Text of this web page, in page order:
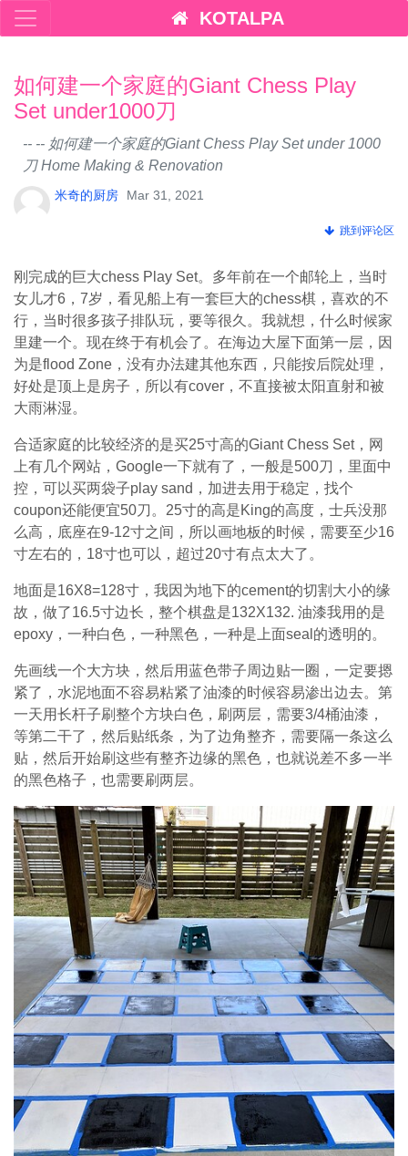
KOTALPA
如何建一个家庭的Giant Chess Play
Set under1000刀
-- -- 如何建一个家庭的Giant Chess Play Set under 1000
刀 Home Making & Renovation
米奇的厨房 Mar 31, 2021
跳到评论区
刚完成的巨大chess Play Set。多年前在一个邮轮上，当时
女儿才6，7岁，看见船上有一套巨大的chess棋，喜欢的不
行，当时很多孩子排队玩，要等很久。我就想，什么时候家
里建一个。现在终于有机会了。在海边大屋下面第一层，因
为是flood Zone，没有办法建其他东西，只能按后院处理，
好处是顶上是房子，所以有cover，不直接被太阳直射和被
大雨淋湿。
合适家庭的比较经济的是买25寸高的Giant Chess Set，网
上有几个网站，Google一下就有了，一般是500刀，里面中
控，可以买两袋子play sand，加进去用于稳定，找个
coupon还能便宜50刀。25寸的高是King的高度，士兵没那
么高，底座在9-12寸之间，所以画地板的时候，需要至少16
寸左右的，18寸也可以，超过20寸有点太大了。
地面是16X8=128寸，我因为地下的cement的切割大小的缘
故，做了16.5寸边长，整个棋盘是132X132. 油漆我用的是
epoxy，一种白色，一种黑色，一种是上面seal的透明的。
先画线一个大方块，然后用蓝色带子周边贴一圈，一定要摁
紧了，水泥地面不容易粘紧了油漆的时候容易渗出边去。第
一天用长杆子刷整个方块白色，刷两层，需要3/4桶油漆，
等第二干了，然后贴纸条，为了边角整齐，需要隔一条这么
贴，然后开始刷这些有整齐边缘的黑色，也就说差不多一半
的黑色格子，也需要刷两层。